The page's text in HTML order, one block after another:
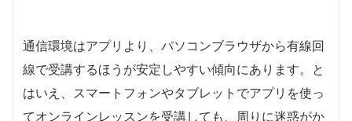
通信環境はアプリより、パソコンブラウザから有線回
線で受講するほうが安定しやすい傾向にあります。と
はいえ、スマートフォンやタブレットでアプリを使っ
てオンラインレッスンを受講しても、周りに迷惑がか